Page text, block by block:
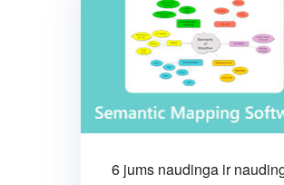
6 jums naudinga ir